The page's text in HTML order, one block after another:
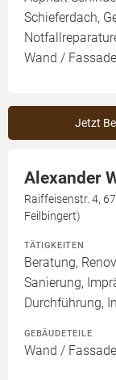
Schieferdach,
Wand / Fassade
Jetzt
Alexander
Raiffeisenstr. 4,
Feilbingert)
TÄTIGKEITEN
Beratung,
Sanierung,
Durchführung,
GEBÄUDETEILE
Wand /